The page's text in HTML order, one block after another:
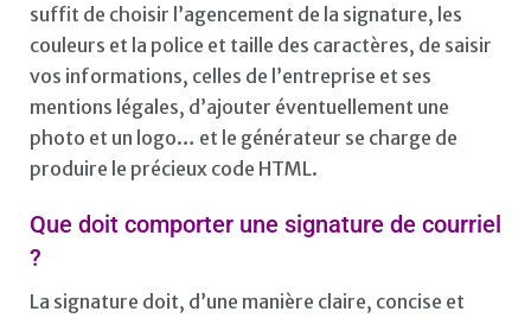
suffit de choisir l’agencement de la signature, les
couleurs et la police et taille des caractères, de saisir
vos informations, celles de l’entreprise et ses
mentions légales, d’ajouter éventuellement une
photo et un logo… et le générateur se charge de
produire le précieux code HTML.
Que doit comporter une signature de courriel
?
La signature doit, d’une manière claire, concise et